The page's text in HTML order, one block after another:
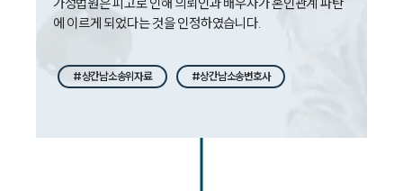
에 이르게 되었다는 것을 인정하였습니다.
#상간남소송위자료 #상간남소송변호사